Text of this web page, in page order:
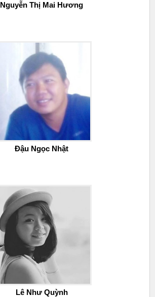
Nguyễn Thị Mai Hương
Đậu Ngọc Nhật
Lê Như Quỳnh